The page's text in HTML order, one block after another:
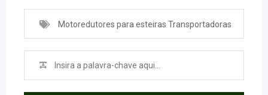
Motoredutores para esteiras Transportadoras